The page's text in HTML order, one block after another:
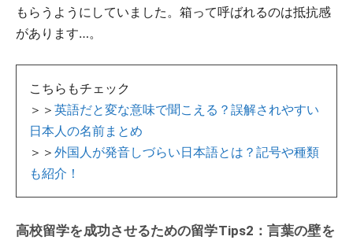
もらうようにしていました。箱って呼ばれるのは抵抗感
があります…。
こちらもチェック
＞＞ 英語だと変な意味で聞こえる？誤解されやすい
日本人の名前まとめ
＞＞ 外国人が発音しづらい日本語とは？記号や種類
も紹介！
高校留学を成功させるための留学Tips2：言葉の壁を